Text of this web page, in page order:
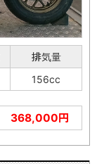
排気量
156cc
368,000円